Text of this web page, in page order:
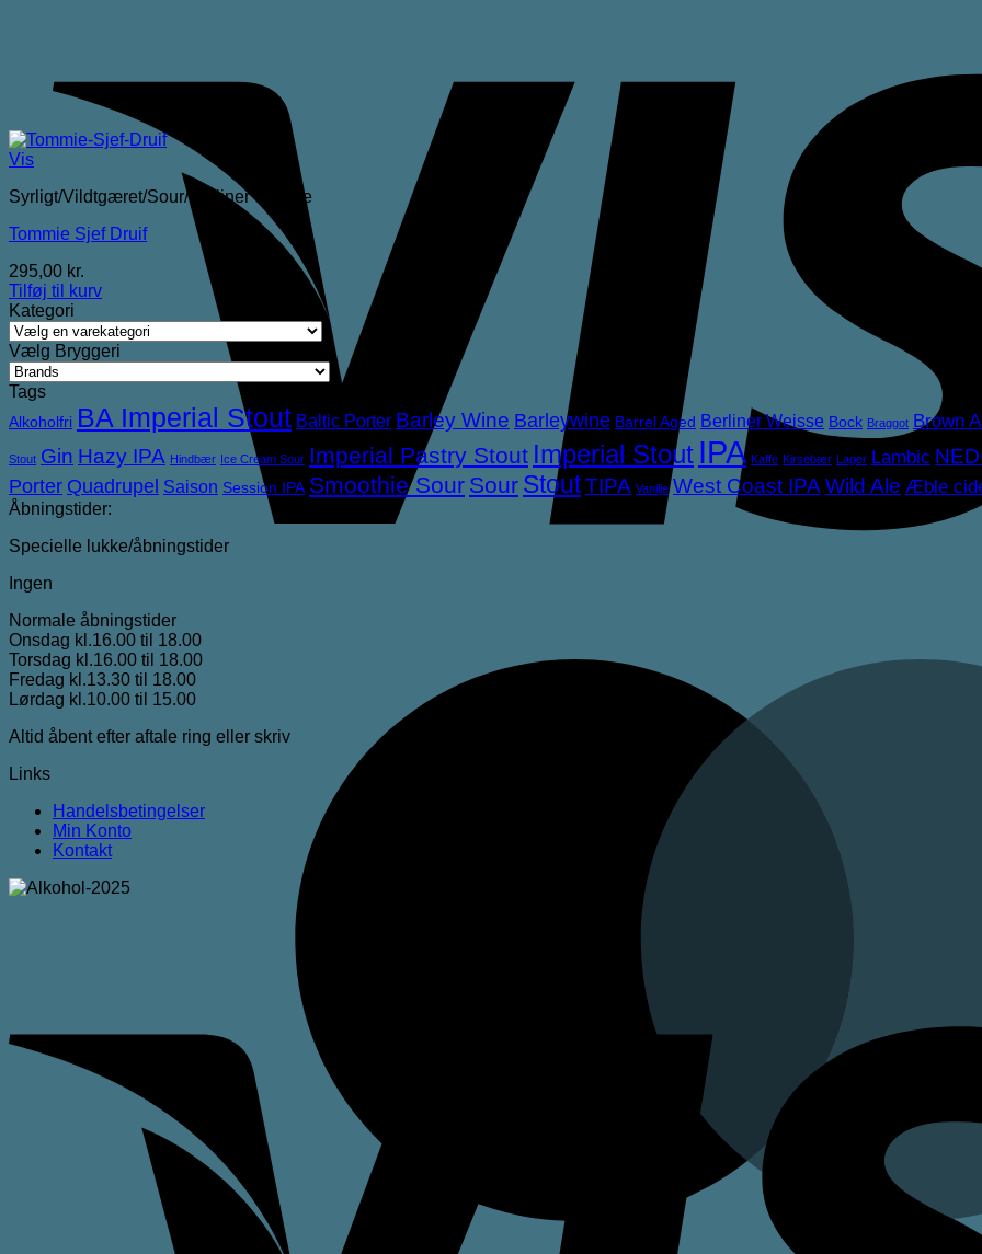
Vis
Syrligt/Vildtgæret/Sour/Berliner Weisse
Tommie Sjef Druif
295,00 kr.
Tilføj til kurv
Kategori
Vælg Bryggeri
Tags
Alkoholfri BA Imperial Stout Baltic Porter Barley Wine Barleywine Barrel Aged Berliner Weisse Bock Braggot Brown
Stout Gin Hazy IPA Hindbær Ice Cream Sour Imperial Pastry Stout Imperial Stout IPA Kaffe Kirsebær Lager Lambic
Porter Quadrupel Saison Session IPA Smoothie Sour Sour StoutTIPA Vanilje West Coast IPA Wild Ale Æble
Åbningstider:
Specielle lukke/åbningstider
Ingen
Normale åbningstider
Onsdag kl.16.00 til 18.00
Torsdag kl.16.00 til 18.00
Fredag kl.13.30 til 18.00
Lørdag kl.10.00 til 15.00
Altid åbent efter aftale ring eller skriv
Links
Handelsbetingelser
Min Konto
Kontakt